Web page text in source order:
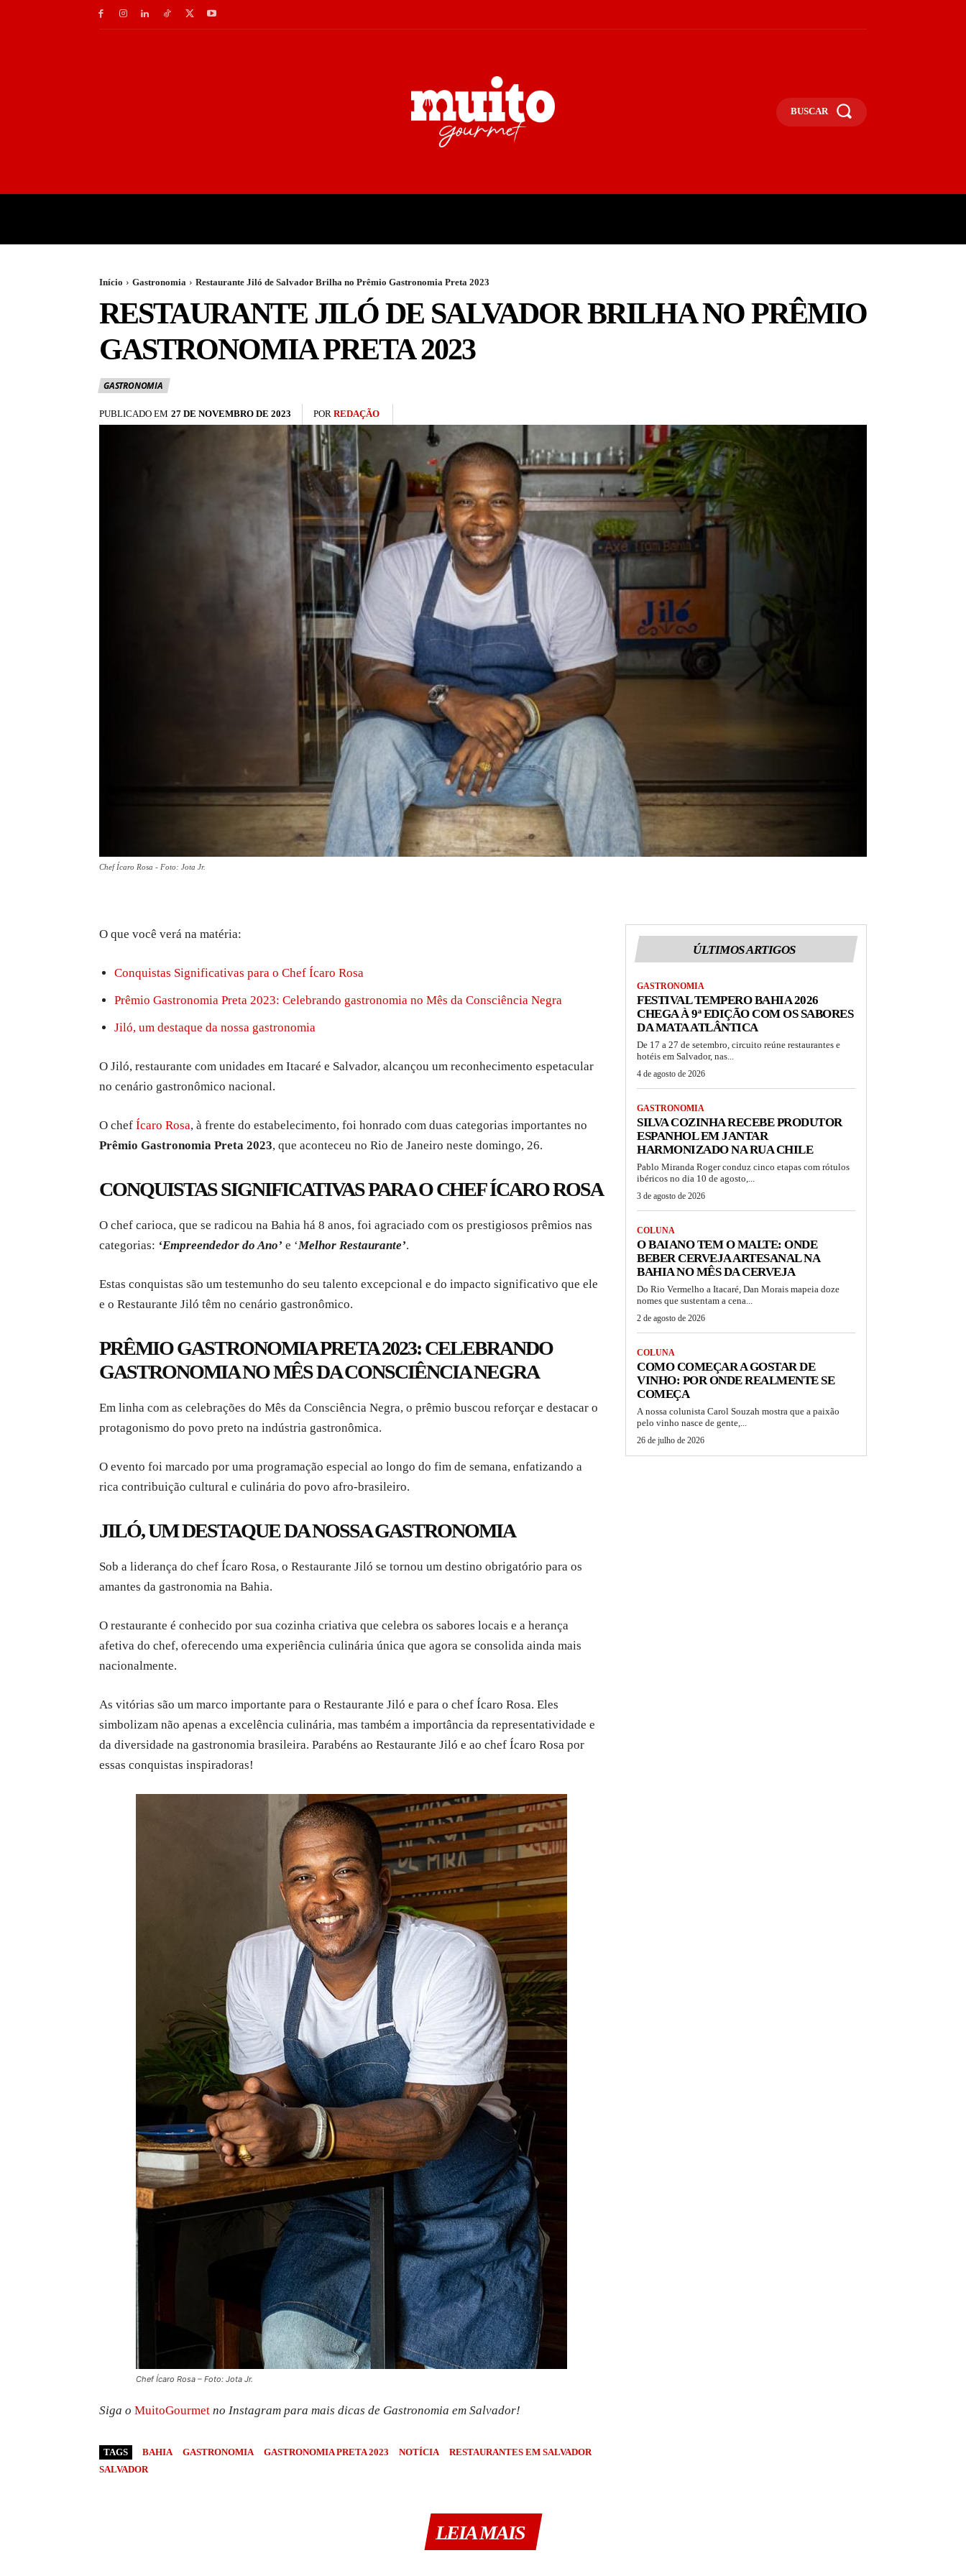
BUSCAR
Início Gastronomia Restaurante Jiló de Salvador Brilha no Prêmio Gastronomia Preta 2023
RESTAURANTE JILÓ DE SALVADOR BRILHA NO PRÊMIO
GASTRONOMIA PRETA 2023
GASTRONOMIA
PUBLICADO EM 27 DE NOVEMBRO DE 2023 POR REDAÇÃO
Chef Ícaro Rosa - Foto: Jota Jr.
O que você verá na matéria:
Conquistas Significativas para o Chef Ícaro Rosa
Prêmio Gastronomia Preta 2023: Celebrando gastronomia no Mês da Consciência Negra
Jiló, um destaque da nossa gastronomia
O Jiló, restaurante com unidades em Itacaré e Salvador, alcançou um reconhecimento espetacular
no cenário gastronômico nacional.
O chef Ícaro Rosa, à frente do estabelecimento, foi honrado com duas categorias importantes no
Prêmio Gastronomia Preta 2023, que aconteceu no Rio de Janeiro neste domingo, 26.
CONQUISTAS SIGNIFICATIVAS PARA O CHEF ÍCARO ROSA
O chef carioca, que se radicou na Bahia há 8 anos, foi agraciado com os prestigiosos prêmios nas
categorias: ‘Empreendedor do Ano’ e ‘Melhor Restaurante’.
Estas conquistas são um testemunho do seu talento excepcional e do impacto significativo que ele
e o Restaurante Jiló têm no cenário gastronômico.
PRÊMIO GASTRONOMIA PRETA 2023: CELEBRANDO
GASTRONOMIA NO MÊS DA CONSCIÊNCIA NEGRA
Em linha com as celebrações do Mês da Consciência Negra, o prêmio buscou reforçar e destacar o
protagonismo do povo preto na indústria gastronômica.
O evento foi marcado por uma programação especial ao longo do fim de semana, enfatizando a
rica contribuição cultural e culinária do povo afro-brasileiro.
JILÓ, UM DESTAQUE DA NOSSA GASTRONOMIA
Sob a liderança do chef Ícaro Rosa, o Restaurante Jiló se tornou um destino obrigatório para os
amantes da gastronomia na Bahia.
O restaurante é conhecido por sua cozinha criativa que celebra os sabores locais e a herança
afetiva do chef, oferecendo uma experiência culinária única que agora se consolida ainda mais
nacionalmente.
As vitórias são um marco importante para o Restaurante Jiló e para o chef Ícaro Rosa. Eles
simbolizam não apenas a excelência culinária, mas também a importância da representatividade e
da diversidade na gastronomia brasileira. Parabéns ao Restaurante Jiló e ao chef Ícaro Rosa por
essas conquistas inspiradoras!
Chef Ícaro Rosa – Foto: Jota Jr.
Siga o MuitoGourmet no Instagram para mais dicas de Gastronomia em Salvador!
TAGS BAHIA GASTRONOMIA GASTRONOMIA PRETA 2023 NOTÍCIA
RESTAURANTES EM SALVADOR
SALVADOR
ÚLTIMOS ARTIGOS
GASTRONOMIA
FESTIVAL TEMPERO BAHIA 2026
CHEGA À 9ª EDIÇÃO COM OS SABORES
DA MATA ATLÂNTICA
De 17 a 27 de setembro, circuito reúne restaurantes e
hotéis em Salvador, nas...
4 de agosto de 2026
GASTRONOMIA
SILVA COZINHA RECEBE PRODUTOR
ESPANHOL EM JANTAR
HARMONIZADO NA RUA CHILE
Pablo Miranda Roger conduz cinco etapas com rótulos
ibéricos no dia 10 de agosto,...
3 de agosto de 2026
COLUNA
O BAIANO TEM O MALTE: ONDE
BEBER CERVEJA ARTESANAL NA
BAHIA NO MÊS DA CERVEJA
Do Rio Vermelho a Itacaré, Dan Morais mapeia doze
nomes que sustentam a cena...
2 de agosto de 2026
COLUNA
COMO COMEÇAR A GOSTAR DE
VINHO: POR ONDE REALMENTE SE
COMEÇA
A nossa colunista Carol Souzah mostra que a paixão
pelo vinho nasce de gente,...
26 de julho de 2026
LEIA MAIS